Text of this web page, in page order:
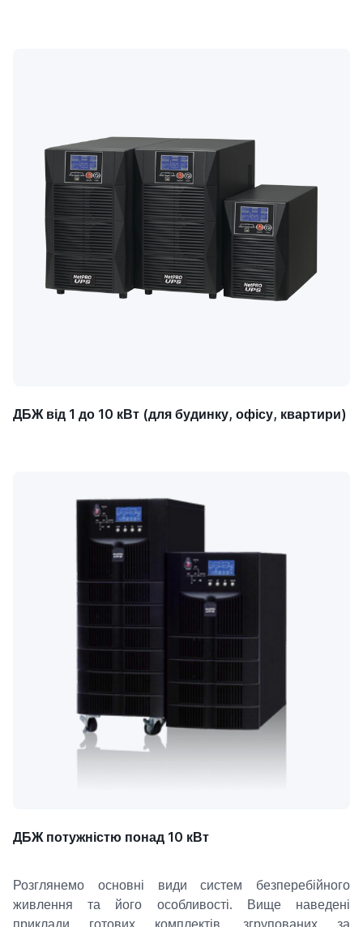
ДБЖ від 1 до 10 кВт (для будинку, офісу, квартири)
ДБЖ потужністю понад 10 кВт
Розглянемо основні види систем безперебійного
живлення та його особливості. Вище наведені
приклади готових комплектів, згрупованих за